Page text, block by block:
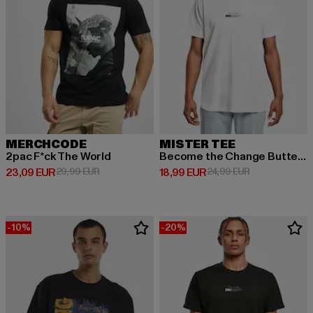
MERCHCODE
2pac F*ck The World
23,09 EUR
Derzeitiger Preis: 23,09 EUR
29,99 EURAktionspreis: 29,99 EUR
MISTER TEE
Become the Change Butterfly 2.0
18,99 EUR
Derzeitiger Preis: 18,99 EUR
24,99 EURAktionspreis:
-10% -20%